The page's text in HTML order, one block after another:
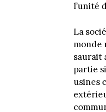
l’unité
La
monde
saurait
partie
usines